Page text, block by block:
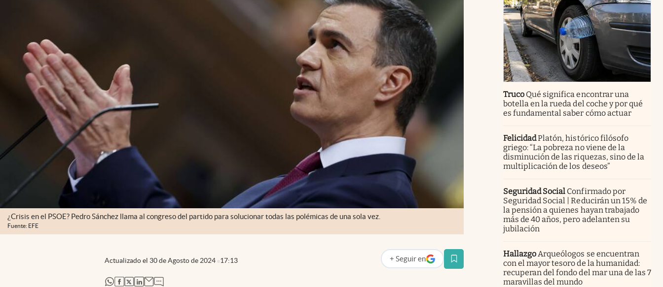
¿Crisis en el PSOE? Pedro Sánchez llama al congreso del partido para solucionar todas las polémicas de una sola vez.
Fuente: EFE
Actualizado el 30 de Agosto de 2024 17:13 + Seguir en
abre en nueva pestaña
abre en nueva pestaña
abre en nueva pestaña
abre en nueva pestaña
abre en nueva pestaña
Truco Qué significa encontrar una
botella en la rueda del coche y por qué
es fundamental saber cómo actuar
FelicidadPlatón, histórico filósofo
griego: “La pobreza no viene de la
disminución de las riquezas, sino de la
multiplicación de los deseos”
Seguridad Social Confirmado por
Seguridad Social | Reducirán un 15% de
la pensión a quienes hayan trabajado
más de 40 años, pero adelanten su
jubilación
HallazgoArqueólogos se encuentran
con el mayor tesoro de la humanidad:
recuperan del fondo del mar una de las 7
maravillas del mundo